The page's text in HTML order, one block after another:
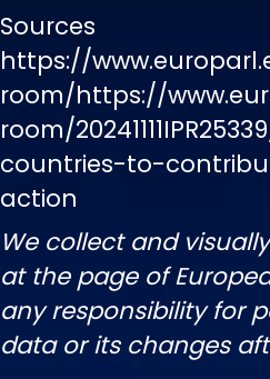
Sources
https://
room/https://
room/
countries-to-
action
We collect and
at the page of
any responsibility for
data or its changes